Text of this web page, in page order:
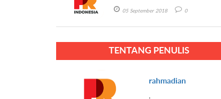
05 September 2018 0
TENTANG PENULIS
rahmadian
.